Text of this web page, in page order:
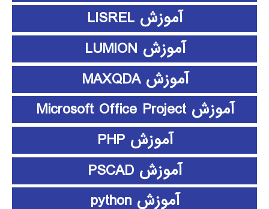
آموزش LISREL
آموزش LUMION
آموزش MAXQDA
آموزش Microsoft Office Project
آموزش PHP
آموزش PSCAD
آموزش python